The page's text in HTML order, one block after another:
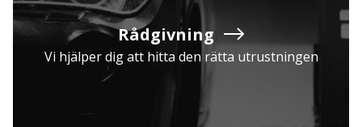
Rådgivning
Vi hjälper dig att hitta den rätta utrustningen